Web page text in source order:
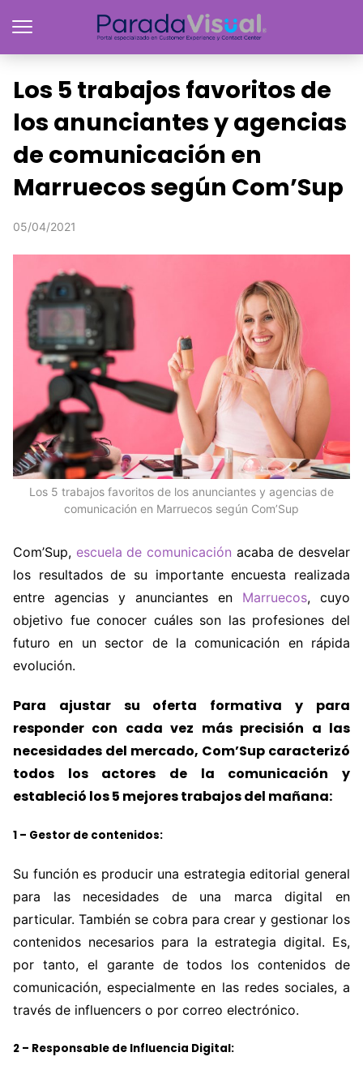
Los 5 trabajos favoritos de
los anunciantes y agencias
de comunicación en
Marruecos según Com’Sup
05/04/2021
Los 5 trabajos favoritos de los anunciantes y agencias de
comunicación en Marruecos según Com’Sup
Com’Sup, escuela de comunicación acaba de desvelar
los resultados de su importante encuesta realizada
entre agencias y anunciantes en Marruecos, cuyo
objetivo fue conocer cuáles son las profesiones del
futuro en un sector de la comunicación en rápida
evolución.
Para ajustar su oferta formativa y para
responder con cada vez más precisión a las
necesidades del mercado, Com’Sup caracterizó
todos los actores de la comunicación y
estableció los 5 mejores trabajos del mañana:
1 – Gestor de contenidos:
Su función es producir una estrategia editorial general
para las necesidades de una marca digital en
particular. También se cobra para crear y gestionar los
contenidos necesarios para la estrategia digital. Es,
por tanto, el garante de todos los contenidos de
comunicación, especialmente en las redes sociales, a
través de influencers o por correo electrónico.
2 – Responsable de Influencia Digital: